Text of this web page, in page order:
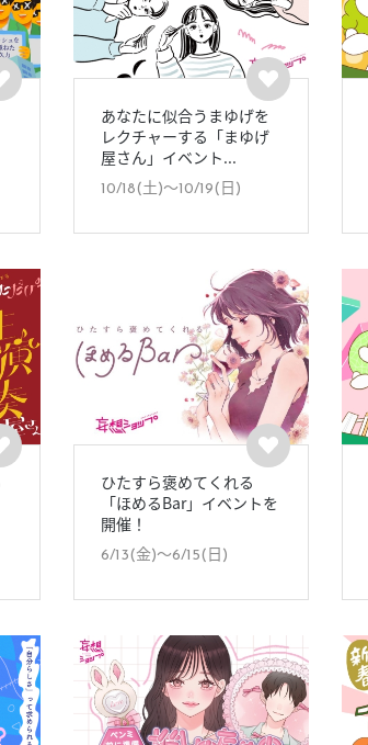
あなたに似合うまゆげを
レクチャーする「まゆげ
屋さん」イベント...
10/18(土)〜10/19(日)
ひたすら褒めてくれる
「ほめるBar」イベントを
開催！
6/13(金)〜6/15(日)